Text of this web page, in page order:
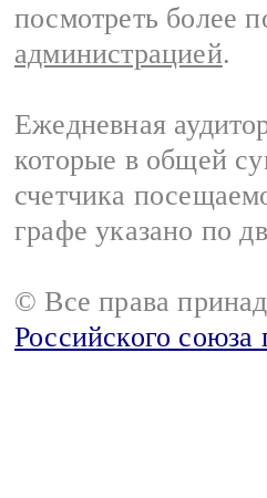
посмотреть более
администрацией.
Ежедневная
которые в общей
счетчика
графе указано по
© Все права
Российского союза